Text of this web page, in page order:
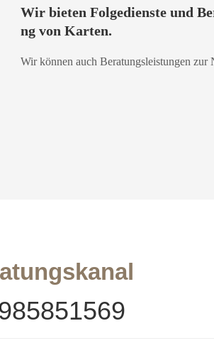
Wir bieten Folgedienste und
ng von Karten.
Wir können auch Beratungsleistungen zur